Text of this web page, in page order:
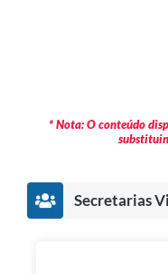
* Nota: O conteúdo
Secretarias